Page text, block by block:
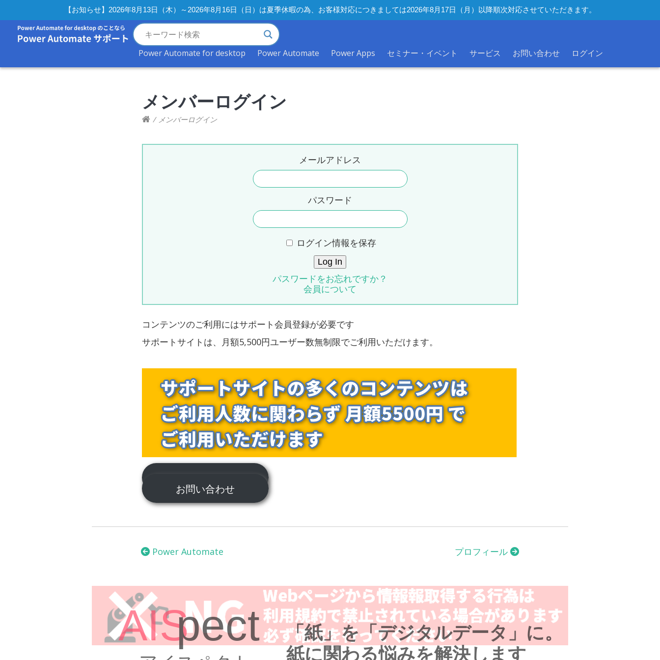
【お知らせ】2026年8月13日（木）～2026年8月16日（日）は夏季休暇の為、お客様対応につきましては2026年8月17日（月）以降順次対応させていただきます。
Power Automate for desktop Power Automate Power Apps セミナー・イベント サービス お問い合わせ ログイン
メンバーログイン
/ メンバーログイン
メールアドレス
パスワード
ログイン情報を保存
パスワードをお忘れですか？
会員について
コンテンツのご利用にはサポート会員登録が必要です
サポートサイトは、月額5,500円ユーザー数無制限でご利用いただけます。
お問い合わせ
ョ
Power Automate プロフィール